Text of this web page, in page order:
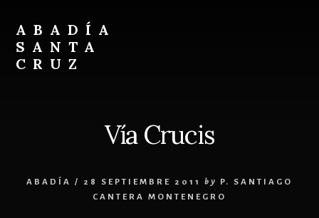
content
footer
ABADÍA
SANTA
CRUZ
Vía Crucis
ABADÍA / 28 SEPTIEMBRE 2011 by
P. SANTIAGO
CANTERA MONTENEGRO